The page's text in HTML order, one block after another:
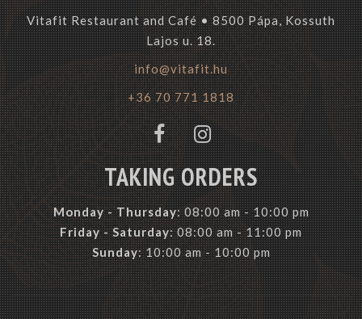
Vitafit Restaurant and Café • 8500 Pápa, Kossuth
Lajos u. 18.
info@vitafit.hu
+36 70 771 1818
TAKING ORDERS
Monday -Thursday: 08:00 am - 10:00 pm
Friday - Saturday: 08:00 am - 11:00 pm
Sunday: 10:00 am - 10:00 pm